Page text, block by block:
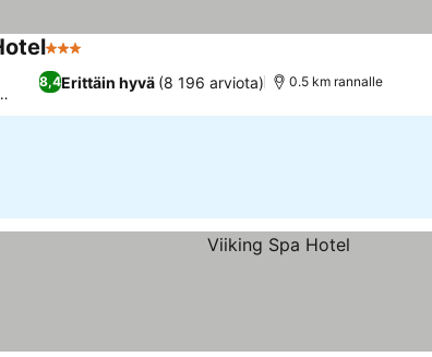
3 Tähtiluokitus
8,4Erittäin hyvä (8 196 arviota) 0.5 km rannalle